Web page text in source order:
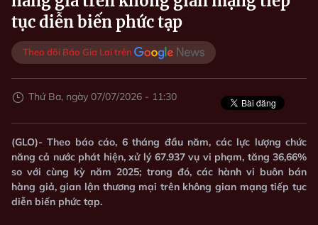
tục diễn biến phức tạp
Theo dõi Báo Gia Lai trên
Thứ Ba, ngày 07/07/2026 - 11:30
(GLO)- Theo báo cáo, 6 tháng đầu năm, các lực lượng chức
năng cả nước phát hiện, xử lý 67.937 vụ vi phạm, tăng 36,66%
so với cùng kỳ năm 2025; trong đó, các hành vi buôn bán
hàng giả, gian lận thương mại trên không gian mạng tiếp tục
diễn biến phức tạp.